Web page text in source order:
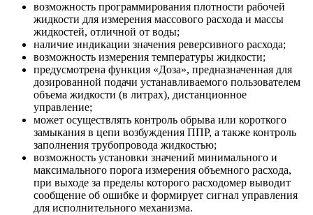
возможность программирования плотности рабочей
жидкости для измерения массового расхода и массы
жидкостей, отличной от воды;
наличие индикации значения реверсивного расхода;
возможность измерения температуры жидкости;
предусмотрена функция «Доза», предназначенная для
дозированной подачи устанавливаемого пользователем
объема жидкости (в литрах), дистанционное
управление;
может осуществлять контроль обрыва или короткого
замыкания в цепи возбуждения ППР, а также контроль
заполнения трубопровода жидкостью;
возможность установки значений минимального и
максимального порога измерения объемного расхода,
при выходе за пределы которого расходомер выводит
сообщение об ошибке и формирует сигнал управления
для исполнительного механизма.